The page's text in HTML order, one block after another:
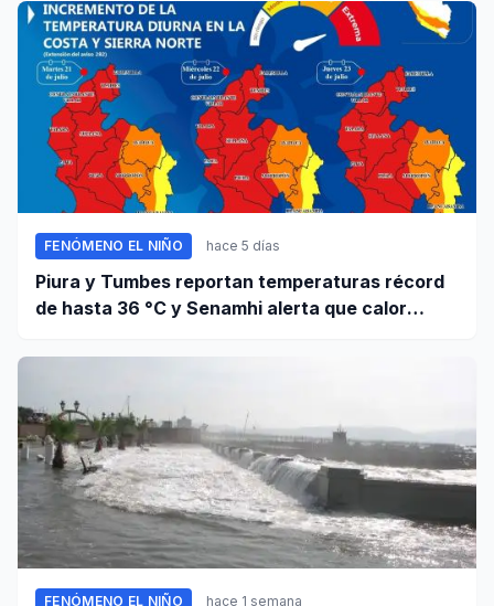
FENÓMENO EL NIÑO hace 5 días
Piura y Tumbes reportan temperaturas récord
de hasta 36 °C y Senamhi alerta que calor
FENÓMENO EL NIÑO hace 1 semana